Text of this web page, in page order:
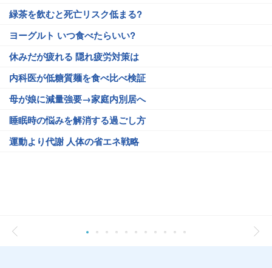
緑茶を飲むと死亡リスク低まる?
ヨーグルト いつ食べたらいい?
休みだが疲れる 隠れ疲労対策は
内科医が低糖質麺を食べ比べ検証
母が娘に減量強要→家庭内別居へ
睡眠時の悩みを解消する過ごし方
運動より代謝 人体の省エネ戦略